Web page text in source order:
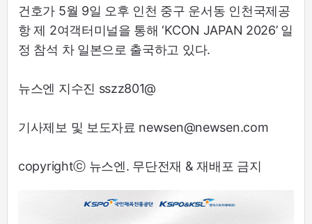
건호가 5월 9일 오후 인천 중구 운서동 인천국제공
항 제 2여객터미널을 통해 ‘KCON JAPAN 2026’ 일
정 참석 차 일본으로 출국하고 있다.
뉴스엔 지수진 sszz801@
기사제보 및 보도자료 newsen@newsen.com
copyrightⓒ 뉴스엔. 무단전재 & 재배포 금지